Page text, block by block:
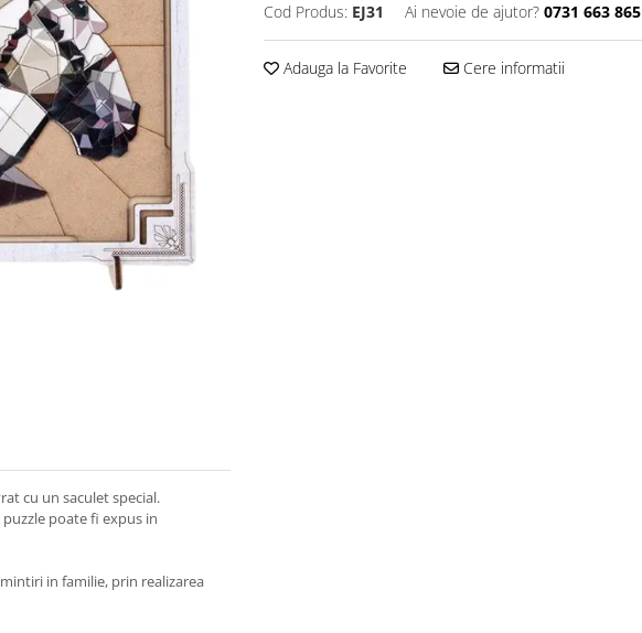
Cod Produs: EJ31 Ai nevoie de ajutor? 0731 663 865
Adauga la Favorite Cere informatii
cu un saculet special.
poate fi expus in
in familie, prin realizarea